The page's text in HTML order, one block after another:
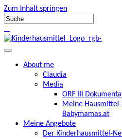
Zum Inhalt springen
About me
Claudia
Media
ORF III
Meine
Babymamas.at
Meine Angebote
Der Kinderhausmittel-